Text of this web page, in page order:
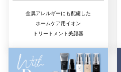
金属アレルギーにも配慮した
ホームケア用イオン
トリートメント美顔器